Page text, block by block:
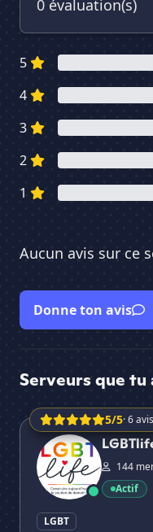
0 évaluation(s)
5
4
3
2
1
Aucun avis sur ce
Donne ton avis
Serveurs que tu
5/5· 6 avis
LGBTlife🌈
144
Actif
LGBT